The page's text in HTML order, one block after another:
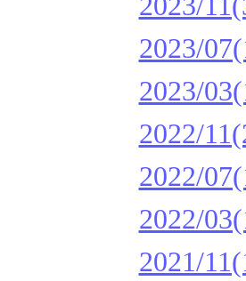
2023/
2023/
2022/
2022/
2022/
2021/